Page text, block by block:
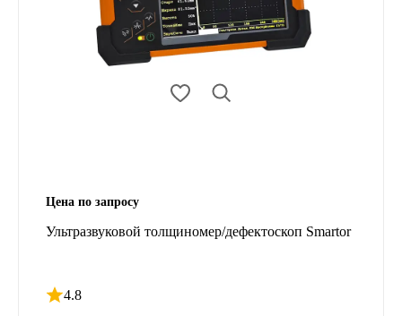
Цена по запросу
Ультразвуковой толщиномер/дефектоскоп Smartor
4.8
Рейтинг 4.8 из 5